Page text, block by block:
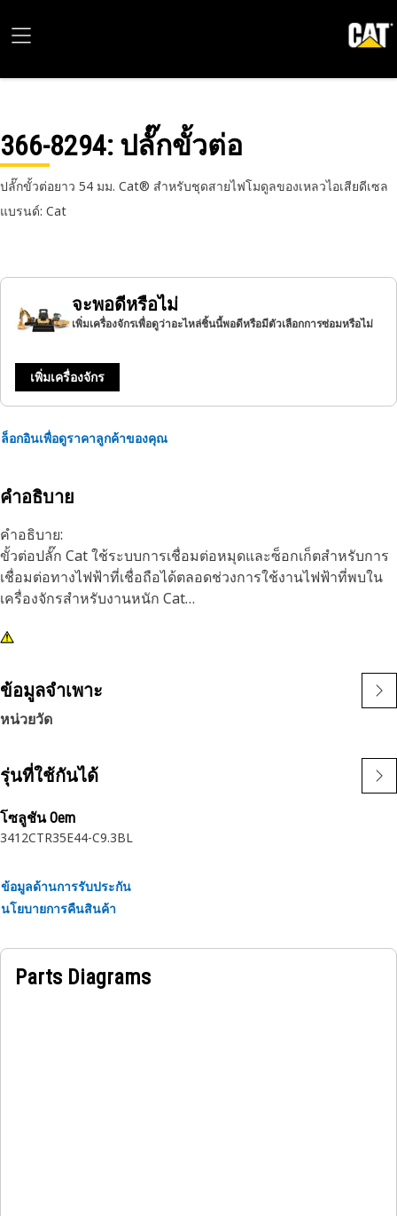
366-8294: ปลั๊กขั้วต่อ
ปลั๊กขั้วต่อยาว 54 มม. Cat® สำหรับชุดสายไฟโมดูลของเหลวไอเสียดีเซล
แบรนด์: Cat
จะพอดีหรือไม่
เพิ่มเครื่องจักรเพื่อดูว่าอะไหล่ชิ้นนี้พอดีหรือมีตัวเลือกการซ่อมหรือไม่
เพิ่มเครื่องจักร
ล็อกอินเพื่อดูราคาลูกค้าของคุณ
คำอธิบาย
คำอธิบาย:
ขั้วต่อปลั๊ก Cat ใช้ระบบการเชื่อมต่อหมุดและซ็อกเก็ตสำหรับการ
เชื่อมต่อทางไฟฟ้าที่เชื่อถือได้ตลอดช่วงการใช้งานไฟฟ้าที่พบใน
เครื่องจักรสำหรับงานหนัก Cat
คุณลักษณะ:
• ชุดขั้วต่อ: HDSCS
• ประเภทหน้าสัมผัส: ซ็อกเก็ต
• จำนวนหน้าสัมผัส: 12
การใช้งาน:
ขั้วต่อปลั๊ก Cat ให้การเชื่อมต่อสายไฟไปยังสายไฟหรือสายไฟไปยัง
อุปกรณ์อินเทอร์เฟซที่เชื่อถือได้ โปรดศึกษาคู่มือการใช้งานหรือ
ข้อมูลจำเพาะ
หน่วยวัด
รุ่นที่ใช้กันได้
โซลูชัน Oem
3412CTR35E44-C9.3BL
ข้อมูลด้านการรับประกัน
นโยบายการคืนสินค้า
Parts Diagrams